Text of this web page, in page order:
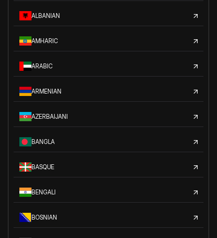
ALBANIAN
AMHARIC
ARABIC
ARMENIAN
AZERBAIJANI
BANGLA
BASQUE
BENGALI
BOSNIAN